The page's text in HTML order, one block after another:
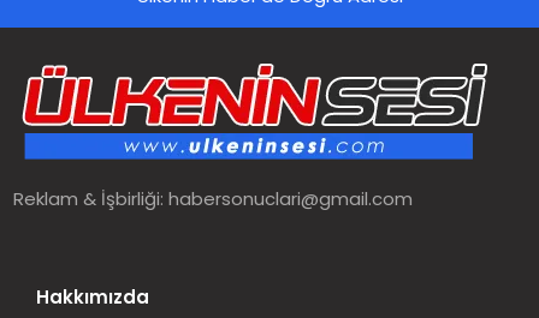
TEKNOLOJI
Reklam & İşbirliği:habersonuclari@gmail.com
Hakkımızda